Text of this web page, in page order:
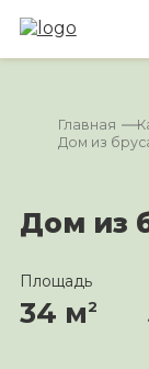
Главная
Дом из
Дом из
Площадь
34 м2